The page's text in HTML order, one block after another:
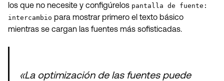
los que no necesite y configúrelos pantalla de fuente:
intercambio para mostrar primero el texto básico
mientras se cargan las fuentes más sofisticadas.
«La optimización de las fuentes puede